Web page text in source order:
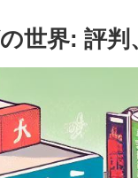
世界: 評